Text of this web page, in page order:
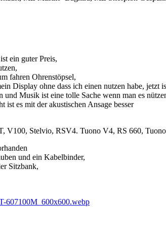
ein guter Preis,
fahren Ohrenstöpsel,
Display ohne dass ich einen nutzen habe,
Musik ist eine tolle Sache wenn man es
es mit der akustischen Ansage besser
Stelvio, RSV4. Tuono V4, RS 660,
und ein Kabelbinder,
Sitzbank,